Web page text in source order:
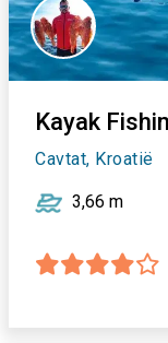
Kayak
Cavtat, Kroatië
3,66 m